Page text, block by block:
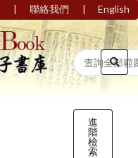
| 聯絡我們 | English
進
階
檢
索